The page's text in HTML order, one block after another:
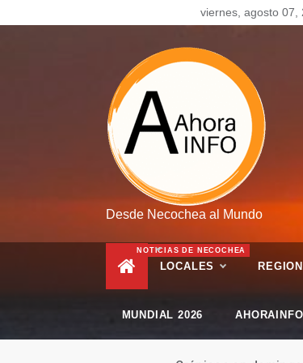
to
viernes, agosto 07,
Desde Necochea al Mundo
LOCALES
NOTICIAS DE NECOCHEA
MUNDIAL 2026